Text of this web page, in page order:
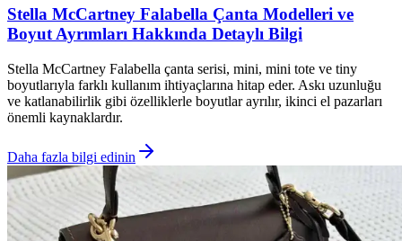
Stella McCartney Falabella Çanta Modelleri ve
Boyut Ayrımları Hakkında Detaylı Bilgi
Stella McCartney Falabella çanta serisi, mini, mini tote ve tiny
boyutlarıyla farklı kullanım ihtiyaçlarına hitap eder. Askı uzunluğu
ve katlanabilirlik gibi özelliklerle boyutlar ayrılır, ikinci el pazarları
önemli kaynaklardır.
Daha fazla bilgi edinin